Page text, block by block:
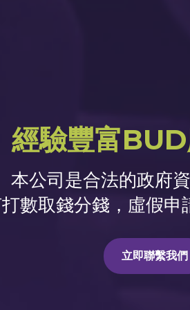
經驗豐富
本公司是合法的政府
數取錢分錢，虛假
立即聯繫我們